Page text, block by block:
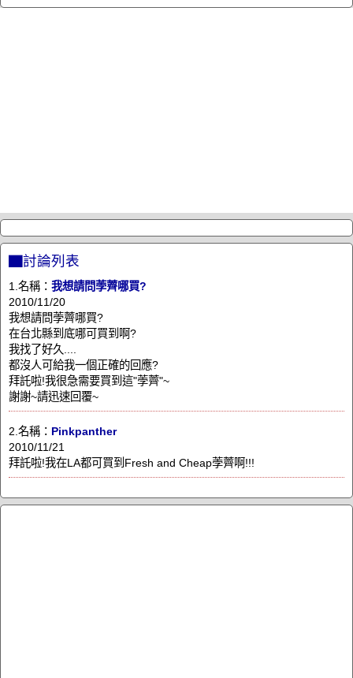
▇討論列表
1.名稱： 我想請問荸薺哪買?
2010/11/20
我想請問荸薺哪買?
在台北縣到底哪可買到啊?
我找了好久....
都沒人可給我一個正確的回應?
拜託啦!我很急需要買到這"荸薺"~
謝謝~請迅速回覆~
2.名稱： Pinkpanther
2010/11/21
拜託啦!我在LA都可買到Fresh and Cheap荸薺啊!!!